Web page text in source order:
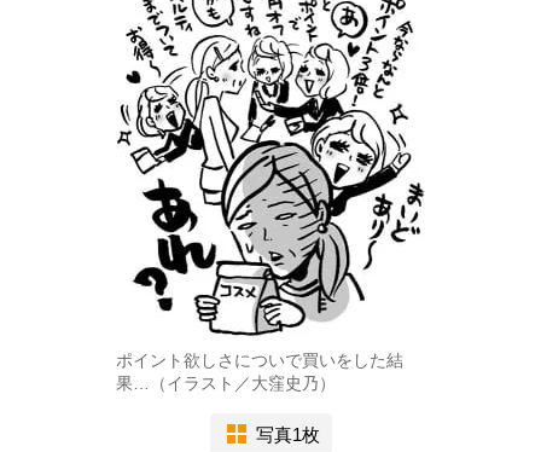
ポイント欲しさについで買いをした結
果…（イラスト／大窪史乃）
写真1枚